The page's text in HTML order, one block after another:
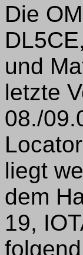
Die
und
letzte
08./
liegt
dem
19,